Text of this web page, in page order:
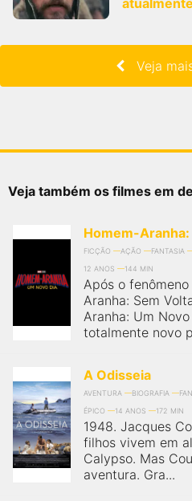
atualmente
Veja
Veja também os filmes em
Homem-Aranha:
FICÇÃO AÇÃO FANTASIA
12 ANOS
144 MIN
Após o
Aranha: Sem
Aranha: Um
totalmente novo
A Odisseia
AVENTURA BIOGRAFIA
ÉPICO
14 ANOS 172 MIN
1948. Jacques
filhos vivem em
Calypso. Mas
aventura. Gra...